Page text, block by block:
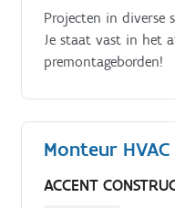
Projecten in diverse
Je staat vast in het
premontageborden!
Monteur HVAC
ACCENT